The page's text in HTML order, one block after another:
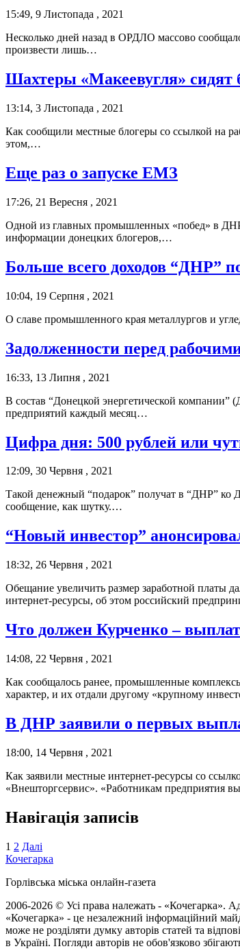
15:49, 9 Листопада , 2021
Несколько дней назад в ОРДЛО массово
произвести лишь…
Шахтеры «Макеевугля» сидят
13:14, 3 Листопада , 2021
Как сообщили местные блогеры со ссылкой на
этом,…
Еще раз о запуске ЕМЗ
17:26, 21 Вересня , 2021
Одной из главных промышленных «побед» в ДНР
информации донецких блогеров,…
Больше всего доходов “ДНР”
10:04, 19 Серпня , 2021
О славе промышленного края металлургов и
Задолженности перед
16:33, 13 Липня , 2021
В состав “Донецкой энергетической
предприятий каждый месяц…
Цифра дня: 500 рублей или
12:09, 30 Червня , 2021
Такой денежный “подарок” получат в “ДНР” ко
сообщение, как шутку.…
“Новый инвестор”
18:32, 26 Червня , 2021
Обещание увеличить размер заработной платы
интернет-ресурсы, об этом российский
Что должен Курченко –
14:08, 22 Червня , 2021
Как сообщалось ранее, промышленные
характер, и их отдали другому «крупному
В ДНР заявили о первых
18:00, 14 Червня , 2021
Как заявили местные интернет-ресурсы со
«Внешторгсервис». «Работникам предприятия
Навігація записів
1 2 Далі
Кочегарка
Горлівська міська онлайн-газета
2006-2026 © Усі права належать - «Кочегарка».
«Кочегарка» - це незалежний інформаційний
може не розділяти думку авторів статей та
в Україні. Погляди авторів не обов'язково